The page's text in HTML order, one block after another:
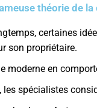
théorie de
certaines
son propriétaire.
moderne en
les spécialistes